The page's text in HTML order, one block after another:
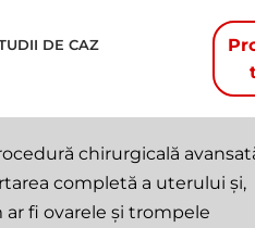
DE CAZ
chirurgicală
completă a uterului și,
fi ovarele și trompele